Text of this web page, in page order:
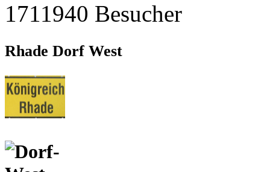
1711940 Besucher
Rhade Dorf West